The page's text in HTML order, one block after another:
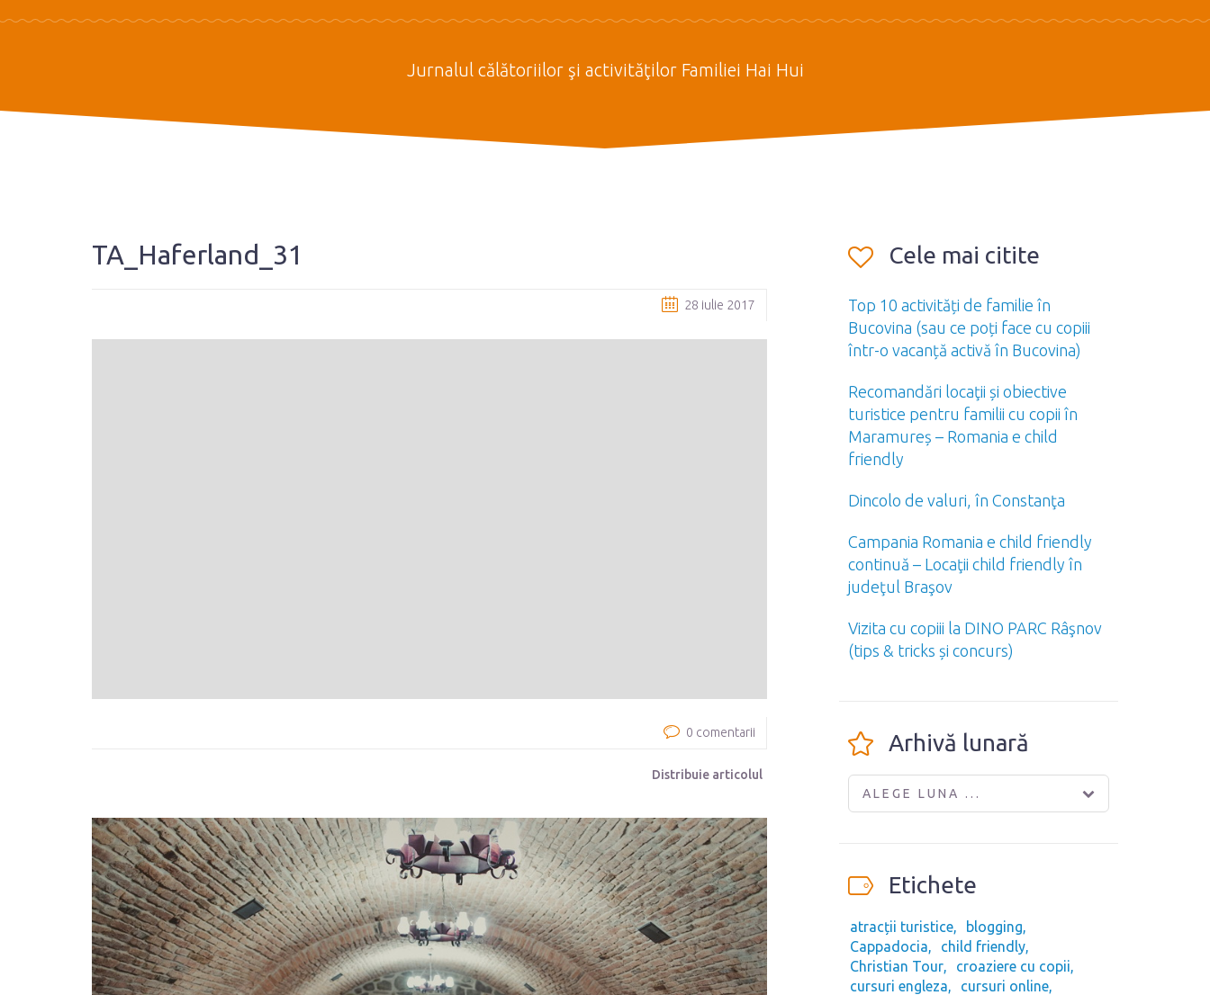
Jurnalul călătoriilor şi activităţilor Familiei Hai Hui
TA_Haferland_31
28 iulie 2017
0 comentarii
Distribuie articolul
Cele mai citite
Top 10 activități de familie în
Bucovina (sau ce poți face cu copiii
într-o vacanță activă în Bucovina)
Recomandări locaţii și obiective
turistice pentru familii cu copii în
Maramureș – Romania e child
friendly
Dincolo de valuri, în Constanţa
Campania Romania e child friendly
continuă – Locaţii child friendly în
judeţul Braşov
Vizita cu copiii la DINO PARC Râşnov
(tips & tricks și concurs)
Arhivă lunară
ALEGE LUNA ...
Etichete
atracții turistice
blogging
Cappadocia
child friendly
Christian Tour
croaziere cu copii
cursuri engleza
cursuri online